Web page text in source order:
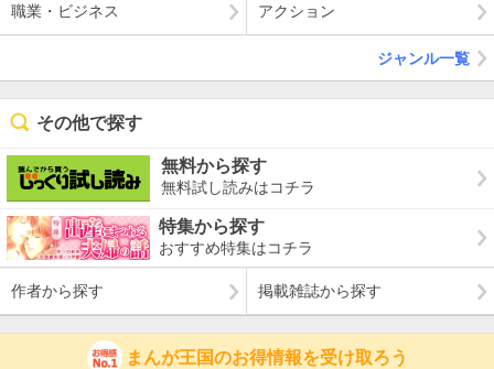
職業・ビジネス アクション
ジャンル一覧
その他で探す
無料から探す
無料試し読みはコチラ
特集から探す
おすすめ特集はコチラ
作者から探す 掲載雑誌から探す
まんが王国のお得情報を受け取ろう